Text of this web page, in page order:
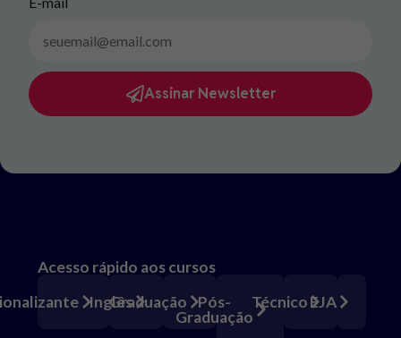
Assinar Newsletter
Acesso rápido aos cursos
Inglês
Graduação
Pós-
Graduação
TécnicoEJA